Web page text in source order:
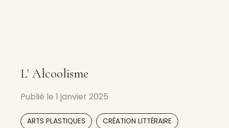
L' Alcoolisme
Publié le 1 janvier 2025
ARTS PLASTIQUES CRÉATION LITTÉRAIRE